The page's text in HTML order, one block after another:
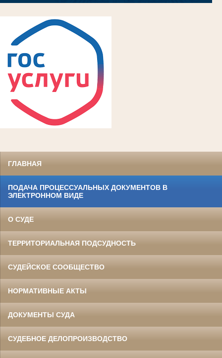
ГЛАВНАЯ
ПОДАЧА ПРОЦЕССУАЛЬНЫХ ДОКУМЕНТОВ В
ЭЛЕКТРОННОМ ВИДЕ
О СУДЕ
ТЕРРИТОРИАЛЬНАЯ ПОДСУДНОСТЬ
СУДЕЙСКОЕ СООБЩЕСТВО
НОРМАТИВНЫЕ АКТЫ
ДОКУМЕНТЫ СУДА
СУДЕБНОЕ ДЕЛОПРОИЗВОДСТВО